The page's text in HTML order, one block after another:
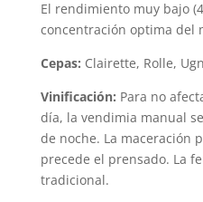
El rendimiento muy bajo
concentración optima del
Cepas: Clairette, Rolle,
Vinificación: Para no
día, la vendimia manual
de noche. La maceración
precede el prensado. La
tradicional.